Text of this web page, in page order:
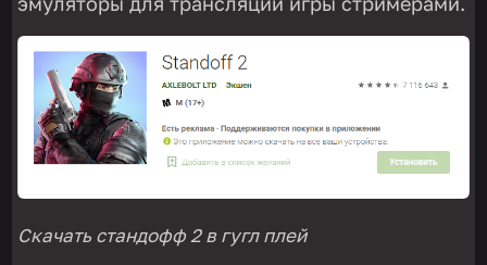
Скачать стандофф 2 в гугл плей